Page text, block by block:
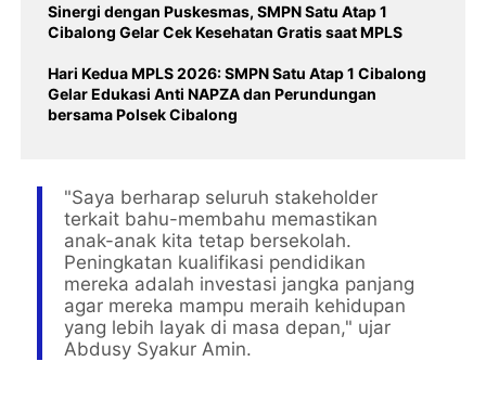
Sinergi dengan Puskesmas, SMPN Satu Atap 1
Cibalong Gelar Cek Kesehatan Gratis saat MPLS
Hari Kedua MPLS 2026: SMPN Satu Atap 1 Cibalong
Gelar Edukasi Anti NAPZA dan Perundungan
bersama Polsek Cibalong
​"Saya berharap seluruh stakeholder
terkait bahu-membahu memastikan
anak-anak kita tetap bersekolah.
Peningkatan kualifikasi pendidikan
mereka adalah investasi jangka panjang
agar mereka mampu meraih kehidupan
yang lebih layak di masa depan," ujar
Abdusy Syakur Amin.